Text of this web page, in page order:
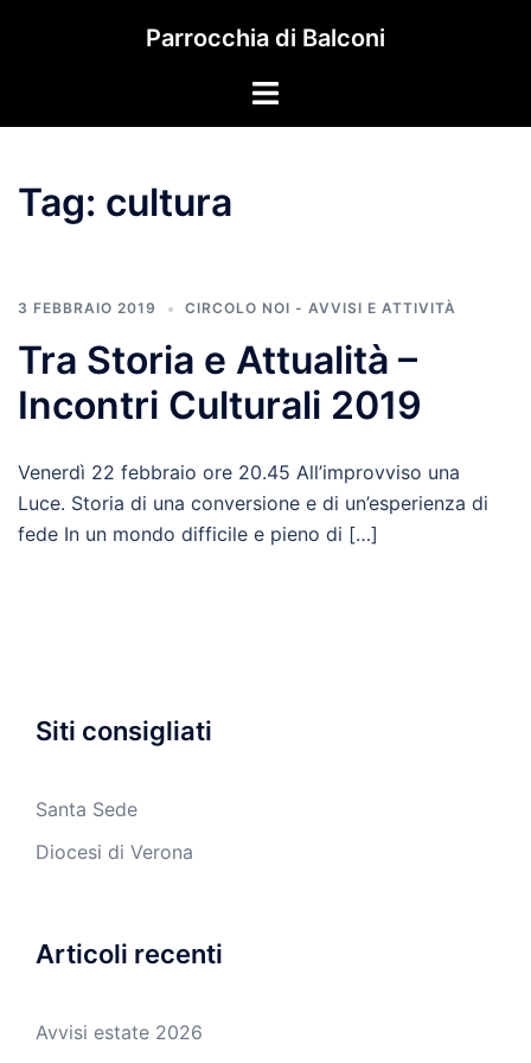
Parrocchia di Balconi
Mostra/Nascondi
Tag: cultura
3 FEBBRAIO 2019 CIRCOLO NOI - AVVISI E ATTIVITÀ
Tra Storia e Attualità –
Incontri Culturali 2019
Venerdì 22 febbraio ore 20.45 All’improvviso una
Luce. Storia di una conversione e di un’esperienza di
fede In un mondo difficile e pieno di […]
Siti consigliati
Santa Sede
Diocesi di Verona
Articoli recenti
Avvisi estate 2026